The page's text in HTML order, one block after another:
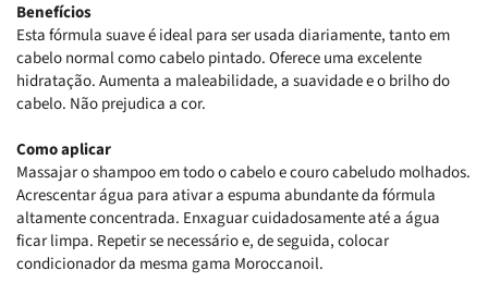
Benefícios
Esta fórmula suave é ideal para ser usada diariamente, tanto em
cabelo normal como cabelo pintado. Oferece uma excelente
hidratação. Aumenta a maleabilidade, a suavidade e o brilho do
cabelo. Não prejudica a cor.
Como aplicar
Massajar o shampoo em todo o cabelo e couro cabeludo molhados.
Acrescentar água para ativar a espuma abundante da fórmula
altamente concentrada. Enxaguar cuidadosamente até a água
ficar limpa. Repetir se necessário e, de seguida, colocar
condicionador da mesma gama Moroccanoil.